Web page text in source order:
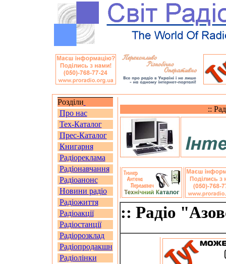
Розділи
Про нас
Тех-Каталог
Прес-Каталог
Книгарня
Радіореклама
Радіонавчання
Радіоанонс
Новини радіо
Радіожиття
Радіоакції
Радіостанції
Радіорозклад
Радіопродакшн
Радіолінки
::
:: Радіо